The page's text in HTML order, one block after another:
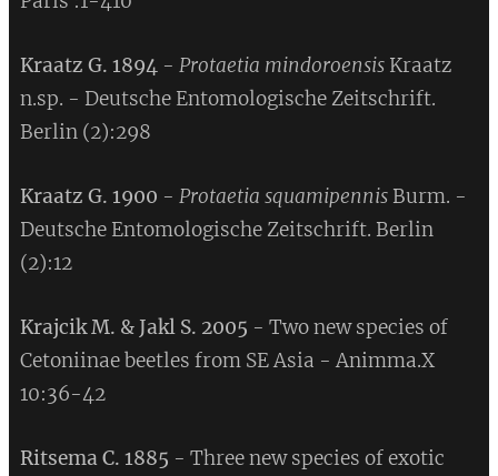
Kraatz G. 1894 - Protaetia mindoroensis Kraatz
n.sp. - Deutsche Entomologische Zeitschrift.
Berlin (2):298
Kraatz G. 1900 - Protaetia squamipennis Burm. -
Deutsche Entomologische Zeitschrift. Berlin
(2):12
Krajcik M. & Jakl S. 2005 - Two new species of
Cetoniinae beetles from SE Asia - Animma.X
10:36-42
Ritsema C. 1885 - Three new species of exotic